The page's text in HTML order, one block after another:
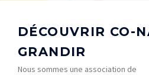
DÉCOUVRIR CO-
GRANDIR
Nous sommes une association de